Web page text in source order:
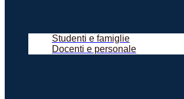
Studenti e famiglie
Docenti e personale